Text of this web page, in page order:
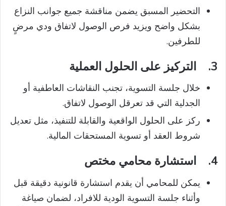
التحضير المسبق يضمن مناقشة جميع جوانب النزاع
بشكل واضح ويزيد فرص الوصول لاتفاق ودي مرضٍ
للطرفين.
3. التركيز على الحلول العملية
خلال جلسة التسوية، تجنب النقاشات العاطفية أو
الجدلية التي قد تعرقل الوصول لاتفاق.
ركز على الحلول الواقعية والقابلة للتنفيذ، مثل تعديل
شروط العقد أو تسوية المستحقات المالية.
4. استشارة محامي مختص
يمكن للمحامي أن يقدم استشارة قانونية دقيقة قبل
وأثناء جلسة التسوية الودية للافراد، لضمان صياغة